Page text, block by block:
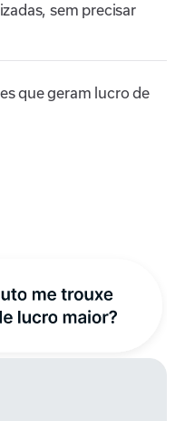
sem precisar
que geram lucro de